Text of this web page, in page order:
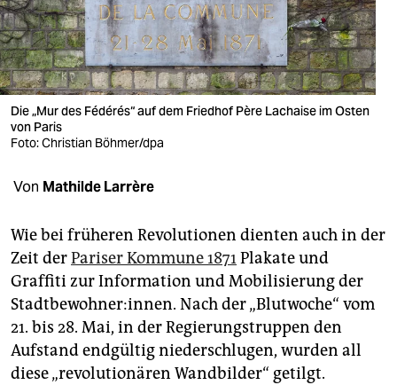
nord
wahrheit
verlag
verlag
shop
fragen & hilfe
unterstützen
abo
genossenschaft
epaper login
Die „Mur des Fédérés“ auf dem Friedhof Père Lachaise im Osten
von Paris
Foto: Christian Böhmer/dpa
Von Mathilde Larrère
Wie bei früheren Revolutionen dienten auch in der
Zeit derPariser Kommune 1871Plakate und
Graffiti zur Information und Mobilisierung der
Stadtbewohner:innen. Nach der „Blutwoche“ vom
21. bis 28. Mai, in der Regierungstruppen den
Aufstand endgültig niederschlugen, wurden all
diese „revolutionären Wandbilder“ getilgt.